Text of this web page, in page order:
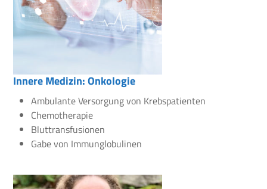
Innere Medizin: Onkologie
Ambulante Versorgung von Krebspatienten
Chemotherapie
Bluttransfusionen
Gabe von Immunglobulinen